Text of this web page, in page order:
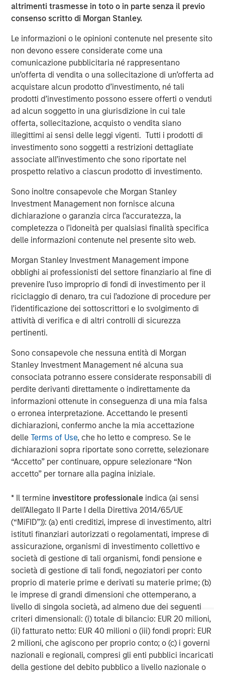
altrimenti trasmesse in toto o in parte senza il previo
consenso scritto di Morgan Stanley.
Le informazioni o le opinioni contenute nel presente sito
non devono essere considerate come una
comunicazione pubblicitaria né rappresentano
un’offerta di vendita o una sollecitazione di un’offerta ad
acquistare alcun prodotto d’investimento, né tali
prodotti d’investimento possono essere offerti o venduti
ad alcun soggetto in una giurisdizione in cui tale
offerta, sollecitazione, acquisto o vendita siano
illegittimi ai sensi delle leggi vigenti. Tutti i prodotti di
investimento sono soggetti a restrizioni dettagliate
associate all’investimento che sono riportate nel
prospetto relativo a ciascun prodotto di investimento.
Sono inoltre consapevole che Morgan Stanley
Investment Management non fornisce alcuna
dichiarazione o garanzia circa l’accuratezza, la
completezza o l’idoneità per qualsiasi finalità specifica
delle informazioni contenute nel presente sito web.
Morgan Stanley Investment Management impone
obblighi ai professionisti del settore finanziario al fine di
prevenire l’uso improprio di fondi di investimento per il
riciclaggio di denaro, tra cui l’adozione di procedure per
l’identificazione dei sottoscrittori e lo svolgimento di
attività di verifica e di altri controlli di sicurezza
pertinenti.
Sono consapevole che nessuna entità di Morgan
Stanley Investment Management né alcuna sua
consociata potranno essere considerate responsabili di
perdite derivanti direttamente o indirettamente da
informazioni ottenute in conseguenza di una mia falsa
o erronea interpretazione. Accettando le presenti
dichiarazioni, confermo anche la mia accettazione
delleTerms of Use, che ho letto e compreso. Se le
dichiarazioni sopra riportate sono corrette, selezionare
“Accetto” per continuare, oppure selezionare “Non
accetto” per tornare alla pagina iniziale.
* Il termine investitore professionale indica (ai sensi
dell’Allegato II Parte I della Direttiva 2014/65/UE
(“MiFID”)): (a) enti creditizi, imprese di investimento, altri
istituti finanziari autorizzati o regolamentati, imprese di
assicurazione, organismi di investimento collettivo e
società di gestione di tali organismi, fondi pensione e
società di gestione di tali fondi, negoziatori per conto
proprio di materie prime e derivati su materie prime; (b)
le imprese di grandi dimensioni che ottemperano, a
livello di singola società, ad almeno due dei seguenti
criteri dimensionali: (i) totale di bilancio: EUR 20 milioni,
(ii) fatturato netto: EUR 40 milioni o (iii) fondi propri: EUR
2 milioni, che agiscono per proprio conto; o (c) i governi
nazionali e regionali, compresi gli enti pubblici incaricati
della gestione del debito pubblico a livello nazionale o
investment process in a binding manner. The team
recently co-led a $50 million funding round for
sustainability and aim to reduce emissions for leading
global brands.
Jessica Alsford, Chief Sustainability Officer and CEO of
the Institute for Sustainable Investing, shared: “This
achievement by 1GT clearly demonstrates the high level
of demand for innovative products and solutions that help
our clients seeking to address climate change. It’s also a
great example of Morgan Stanley’s ongoing firmwide
commitment to support and scale solutions that are
helping chart a path toward a net-zero global economy.”
“We are extremely pleased by the strong investor support
for 1GT,” said David N. Miller, Head of Morgan Stanley
Private Credit and Equity. “This strategy provides our
clients an innovative solution that seeks to address time-
critical climate issues and brings Morgan Stanley’s
considerable resources to portfolio companies to help
more exit optionality.”
About Morgan Stanley Investment Management
Morgan Stanley Investment Management, together with
its investment advisory affiliates, has more than 1,300
investment professionals around the world and $1.4
March 31, 2023. Morgan Stanley Investment Management
strives to provide outstanding long-term investment
performance, service, and a comprehensive suite of
investment management solutions to a diverse client
base, which includes governments, institutions,
corporations and individuals worldwide. For further
information about Morgan Stanley Investment
Management, please visitwww.morganstanley.com/im
About Morgan Stanley
services firm providing a wide range of investment
banking, securities, wealth management and investment
management services. With offices in 42 countries, the
Firm's employees serve clients worldwide including
corporations, governments, institutions, and individuals.
For more information about Morgan Stanley, please visit
www.morganstanley.com.
Morgan Stanley Private Equity Solutions Team
Morgan Stanley Private Equity Solutions provides
investors with access to broadly diversified and thematic
private equity portfolios, spanning primary fund
commitments, co-investments, secondaries, impact
investing strategies, and custom solutions.